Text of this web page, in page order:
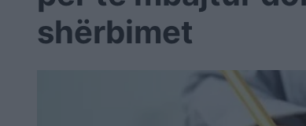
shërbimet